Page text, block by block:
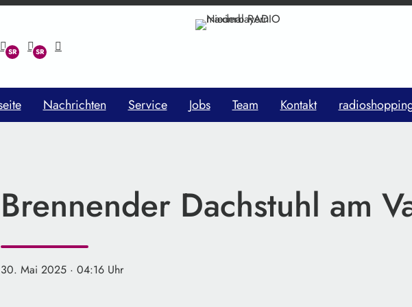
Nachrichten Service Jobs Team Kontakt
Brennender Dachstuhl am
30. Mai 2025 · 04:16 Uhr